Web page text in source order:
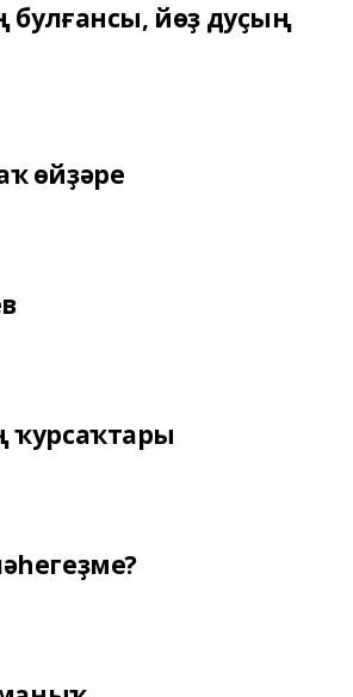
булғансы, йөҙ дуҫың
өйҙәре